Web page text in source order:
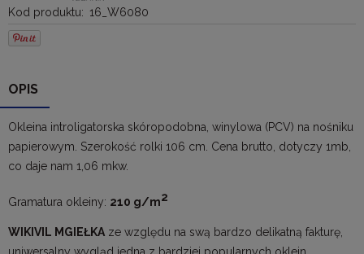
Kod produktu: 16_W6080
OPIS
Okleina introligatorska skóropodobna, winylowa (PCV) na nośniku
papierowym. Szerokość rolki 106 cm. Cena brutto, dotyczy 1mb,
co daje nam 1,06 mkw.
Gramatura okleiny: 210 g/m2
WIKIVIL MGIEŁKA ze względu na swą bardzo delikatną fakturę,